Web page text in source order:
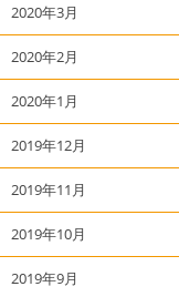
2020年3月
2020年2月
2020年1月
2019年12月
2019年11月
2019年10月
2019年9月